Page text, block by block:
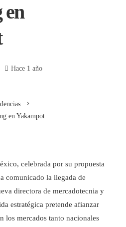
en
Hace 1 año
en Yakampot
celebrada por su propuesta
comunicado la llegada de
directora de mercadotecnia y
estratégica pretende afianzar
los mercados tanto nacionales